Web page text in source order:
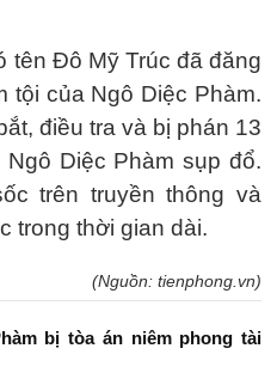
tên Đô Mỹ Trúc đã đăng
tội của Ngô Diệc Phàm.
điều tra và bị phán 13
Diệc Phàm sụp đổ.
trên truyền thông và
trong thời gian dài.
(Nguồn: tienphong.vn)
bị tòa án niêm phong tài